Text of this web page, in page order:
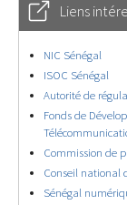
Liens
NIC Sénégal
ISOC Sénégal
Autorité de
Fonds de
Commission de
Conseil national
Sénégal